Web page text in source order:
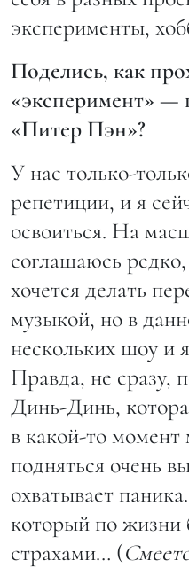
эксперименты,
Поделись, как
«эксперимент» —
«Питер Пэн»?
У нас только-
репетиции, и я
освоиться. На
соглашаюсь
хочется делать
музыкой, но в
нескольких шоу и
Правда, не сразу,
Динь-Динь,
в какой-то момент
подняться очень
охватывает
который по жизни
страхами… (